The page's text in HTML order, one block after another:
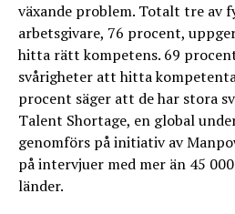
växande problem. Totalt tre av
arbetsgivare, 76 procent,
hitta rätt kompetens. 69
svårigheter att hitta
procent säger att de har stora
Talent Shortage, en global
genomförs på initiativ av
på intervjuer med mer än 45
länder.